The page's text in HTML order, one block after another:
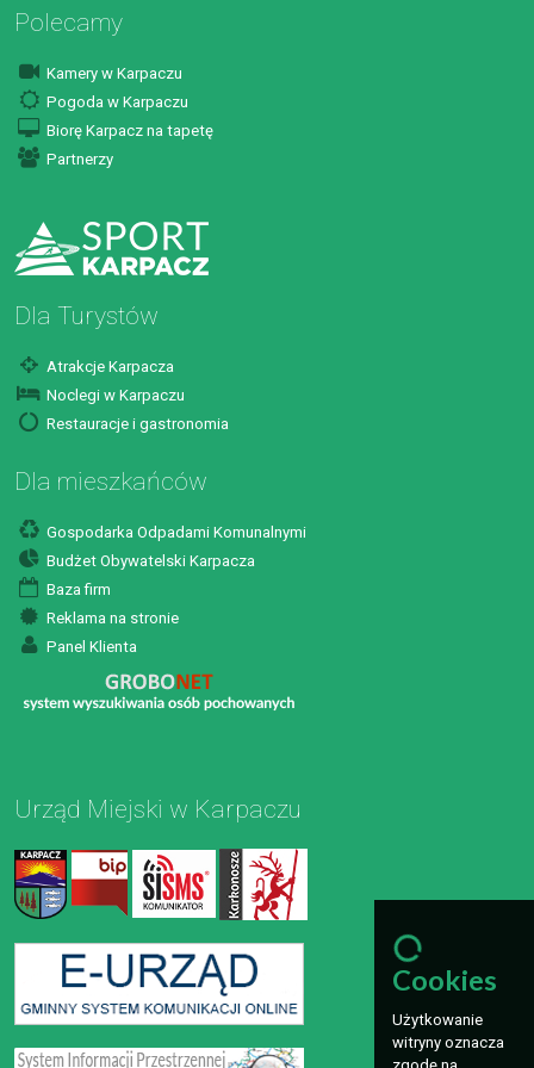
Polecamy
Kamery w Karpaczu
Pogoda w Karpaczu
Biorę Karpacz na tapetę
Partnerzy
Dla Turystów
Atrakcje Karpacza
Noclegi w Karpaczu
Restauracje i gastronomia
Dla mieszkańców
Gospodarka Odpadami Komunalnymi
Budżet Obywatelski Karpacza
Baza firm
Reklama na stronie
Panel Klienta
Urząd Miejski w Karpaczu
Cookies
Użytkowanie
witryny oznacza